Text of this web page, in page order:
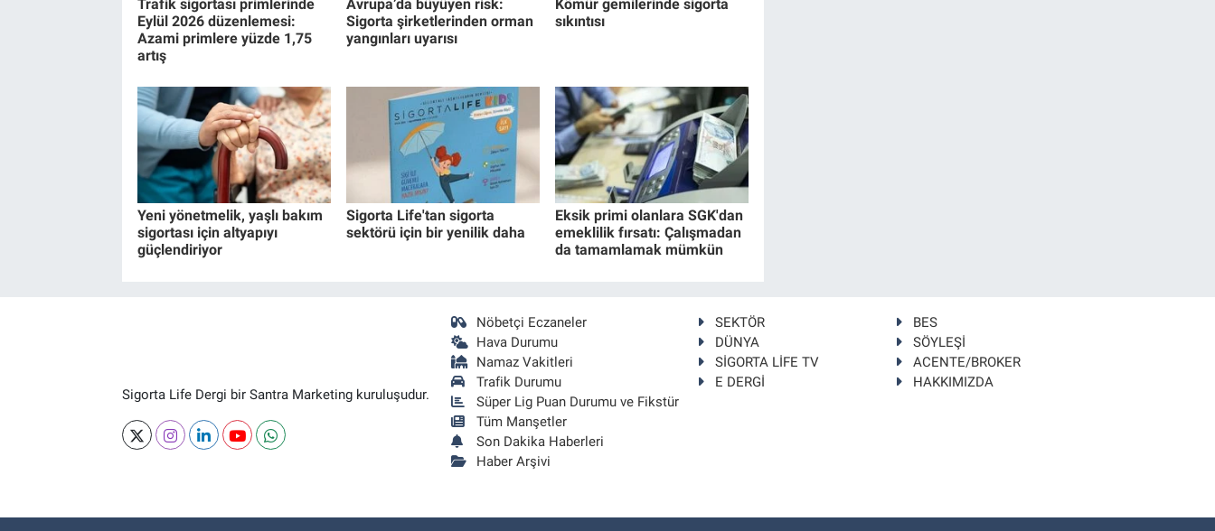
Trafik sigortası primlerinde
Eylül 2026 düzenlemesi:
Azami primlere yüzde 1,75
artış
Avrupa’da büyüyen risk:
Sigorta şirketlerinden orman
yangınları uyarısı
Kömür gemilerinde sigorta
sıkıntısı
Yeni yönetmelik, yaşlı bakım
sigortası için altyapıyı
güçlendiriyor
Sigorta Life'tan sigorta
sektörü için bir yenilik daha
Eksik primi olanlara SGK'dan
emeklilik fırsatı: Çalışmadan
da tamamlamak mümkün
Sigorta Life Dergi bir Santra Marketing kuruluşudur.
Nöbetçi Eczaneler
Hava Durumu
Namaz Vakitleri
Trafik Durumu
Süper Lig Puan Durumu ve Fikstür
Tüm Manşetler
Son Dakika Haberleri
Haber Arşivi
SEKTÖR
BES
DÜNYA
SÖYLEŞİ
SİGORTA LİFE TV
ACENTE/BROKER
E DERGİ
HAKKIMIZDA